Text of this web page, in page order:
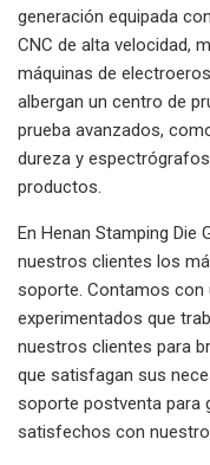
generación equipada
CNC de alta velocidad,
máquinas de
albergan un centro de
prueba avanzados,
dureza y
productos.
En Henan Stamping Die
nuestros clientes los
soporte. Contamos con
experimentados que
nuestros clientes para
que satisfagan sus
soporte postventa para
satisfechos con